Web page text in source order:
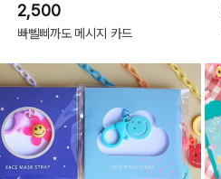
2,500
빠뻴삐까도 메시지 카드